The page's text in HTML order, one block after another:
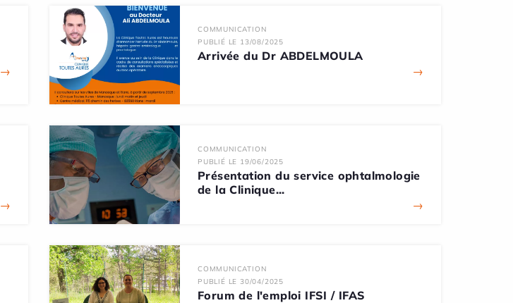
→
COMMUNICATION
PUBLIÉ LE 13/08/2025
Arrivée du Dr ABDELMOULA
→
→
COMMUNICATION
PUBLIÉ LE 19/06/2025
Présentation du service ophtalmologie
de la Clinique...
→
COMMUNICATION
PUBLIÉ LE 30/04/2025
Forum de l'emploi IFSI / IFAS